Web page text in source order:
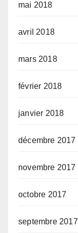
mai 2018
avril 2018
mars 2018
février 2018
janvier 2018
décembre 2017
novembre 2017
octobre 2017
septembre 2017